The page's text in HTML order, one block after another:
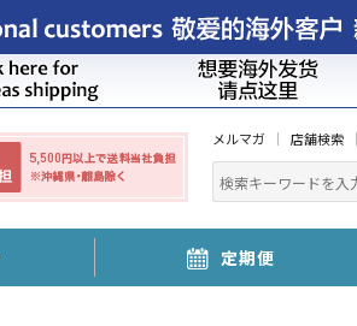
メルマガ 店舗検索
定期便